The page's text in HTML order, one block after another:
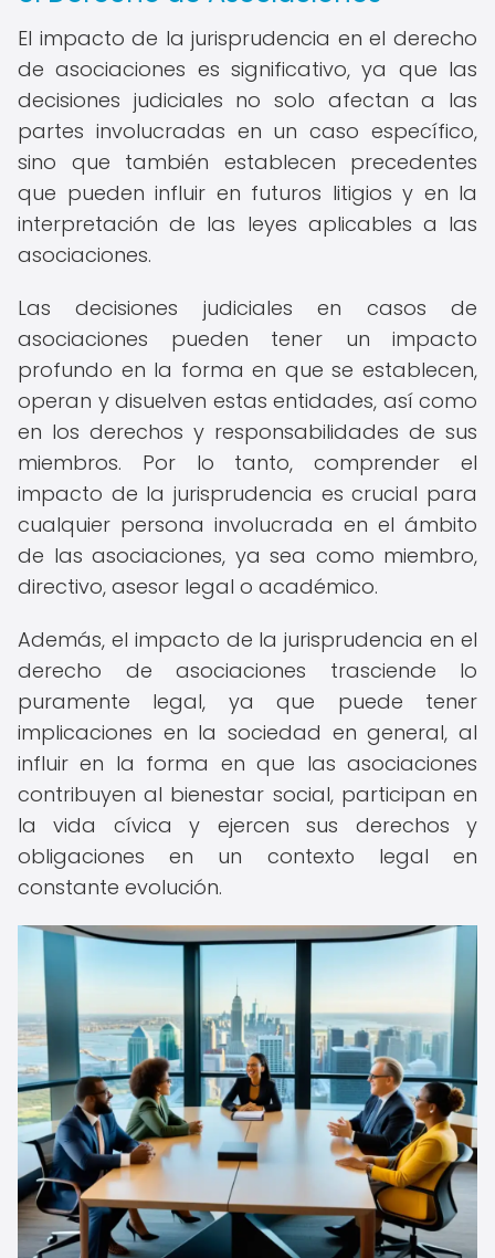
El impacto de la jurisprudencia en el derecho
de asociaciones es significativo, ya que las
decisiones judiciales no solo afectan a las
partes involucradas en un caso específico,
sino que también establecen precedentes
que pueden influir en futuros litigios y en la
interpretación de las leyes aplicables a las
asociaciones.
Las decisiones judiciales en casos de
asociaciones pueden tener un impacto
profundo en la forma en que se establecen,
operan y disuelven estas entidades, así como
en los derechos y responsabilidades de sus
miembros. Por lo tanto, comprender el
impacto de la jurisprudencia es crucial para
cualquier persona involucrada en el ámbito
de las asociaciones, ya sea como miembro,
directivo, asesor legal o académico.
Además, el impacto de la jurisprudencia en el
derecho de asociaciones trasciende lo
puramente legal, ya que puede tener
implicaciones en la sociedad en general, al
influir en la forma en que las asociaciones
contribuyen al bienestar social, participan en
la vida cívica y ejercen sus derechos y
obligaciones en un contexto legal en
constante evolución.